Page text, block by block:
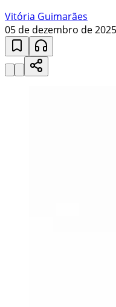
Vitória Guimarães
05 de dezembro de